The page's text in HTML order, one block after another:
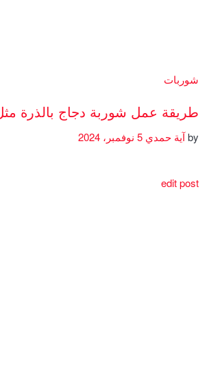
شوربات
طريقة عمل شوربة دجاج بالذرة
byآية حمدي
edit post